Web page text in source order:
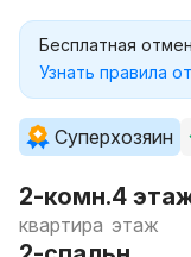
Бесплатная
Узнать правила
Суперхозяин
2-комн.
квартира
4
этаж